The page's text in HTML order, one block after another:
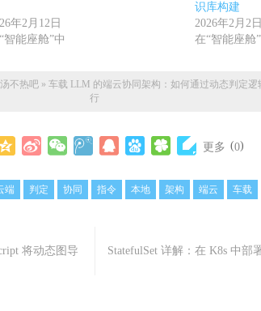
年2月12日
智能座舱”中
识库构建
2026年2月2日
在“智能座舱
汤不热吧» 车载 LLM 的端云协同架构：如何通过动态判定
行
更多 (0)
端 判定 协同 指令 本地 架构 端云 车载
将动态图导
StatefulSet 详解：在 K8s 中